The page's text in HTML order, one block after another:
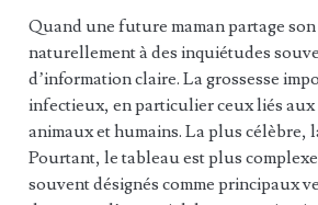
Quand une future maman partage
naturellement à des inquiétudes
d’information claire. La grossesse
infectieux, en particulier ceux liés
animaux et humains. La plus célèbre,
Pourtant, le tableau est plus
souvent désignés comme principaux